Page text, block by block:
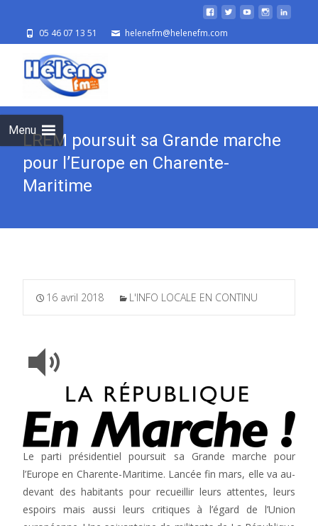
05 46 07 13 51 helenefm@helenefm.com
Menu
LREM poursuit sa Grande marche
pour l’Europe en Charente-
Maritime
16 avril 2018 L'INFO LOCALE EN CONTINU
Le parti présidentiel poursuit sa Grande marche pour
l’Europe en Charente-Maritime. Lancée fin mars, elle va au-
devant des habitants pour recueillir leurs attentes, leurs
espoirs mais aussi leurs critiques à l’égard de l’Union